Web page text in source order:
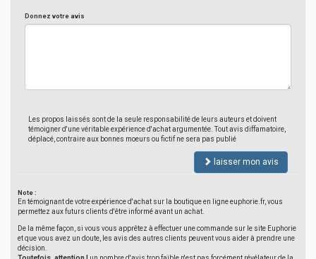
Donnez votre avis
Les propos laissés sont de la seule responsabilité de leurs auteurs et doivent
témoigner d'une véritable expérience d'achat argumentée. Tout avis diffamatoire,
déplacé, contraire aux bonnes moeurs ou fictif ne sera pas publié
laisser mon avis
Note :
En témoignant de votre expérience d'achat sur la boutique en ligne euphorie.fr, vous
permettez aux futurs clients d'être informé avant un achat.
De la même façon, si vous vous apprêtez à effectuer une commande sur le site Euphorie
et que vous avez un doute, les avis des autres clients peuvent vous aider à prendre une
décision.